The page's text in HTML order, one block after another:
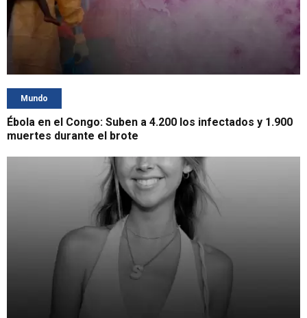
Mundo
Ébola en el Congo: Suben a 4.200 los infectados y 1.900
muertes durante el brote